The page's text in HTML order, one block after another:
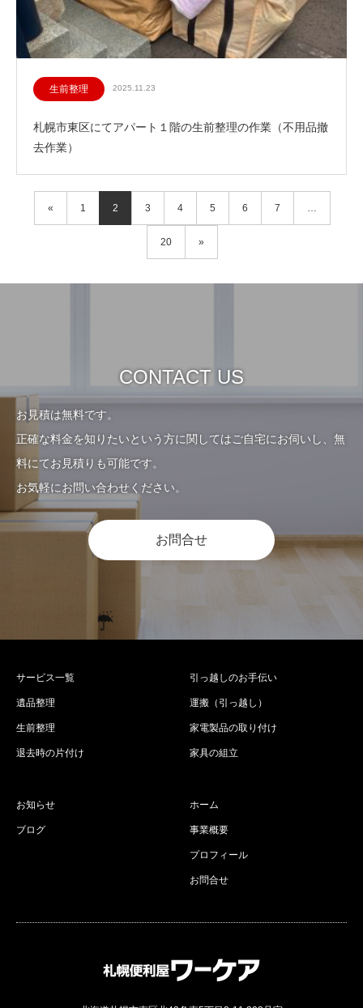
生前整理 2025.11.23
札幌市東区にてアパート１階の生前整理の作業（不用品撤
去作業）
« 1 2 3 4 5 6 7 …
20 »
CONTACT US
お見積は無料です。
正確な料金を知りたいという方に関してはご自宅にお伺いし、無
料にてお見積りも可能です。
お気軽にお問い合わせください。
お問合せ
サービス一覧
遺品整理
生前整理
退去時の片付け
引っ越しのお手伝い
運搬（引っ越し）
家電製品の取り付け
家具の組立
お知らせ
ブログ
ホーム
事業概要
プロフィール
お問合せ